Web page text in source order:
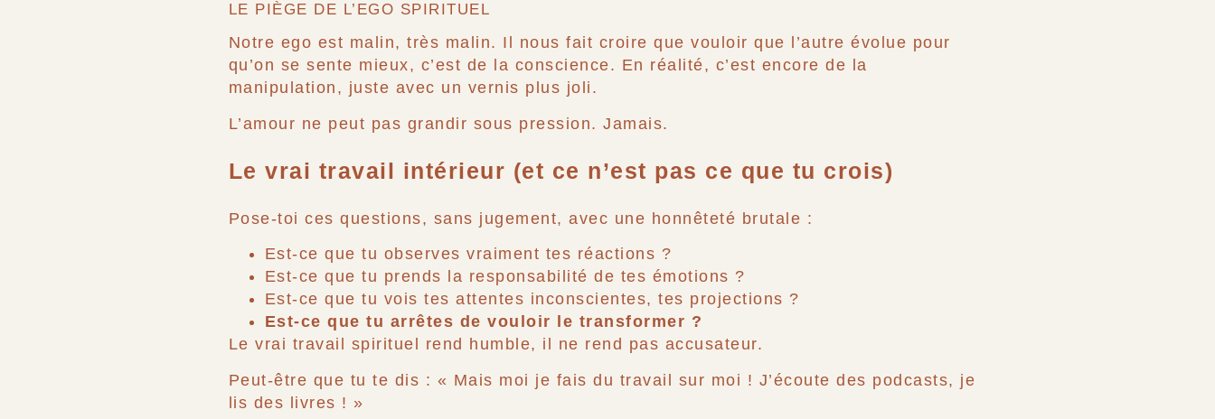
LE PIÈGE DE L’EGO SPIRITUEL
Notre ego est malin, très malin. Il nous fait croire que vouloir que l’autre évolue pour
qu’on se sente mieux, c’est de la conscience. En réalité, c’est encore de la
manipulation, juste avec un vernis plus joli.
L’amour ne peut pas grandir sous pression. Jamais.
Le vrai travail intérieur (et ce n’est pas ce que tu crois)
Pose-toi ces questions, sans jugement, avec une honnêteté brutale :
Est-ce que tu observes vraiment tes réactions ?
Est-ce que tu prends la responsabilité de tes émotions ?
Est-ce que tu vois tes attentes inconscientes, tes projections ?
Est-ce que tu arrêtes de vouloir le transformer ?
Le vrai travail spirituel rend humble, il ne rend pas accusateur.
Peut-être que tu te dis : « Mais moi je fais du travail sur moi ! J’écoute des podcasts, je
lis des livres ! »